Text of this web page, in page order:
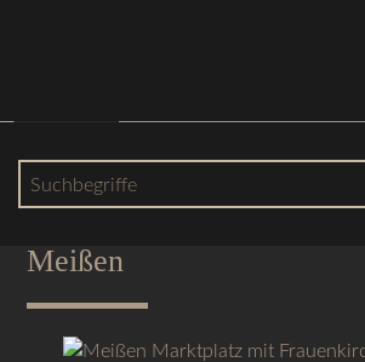
Suchbegriffe
Meißen